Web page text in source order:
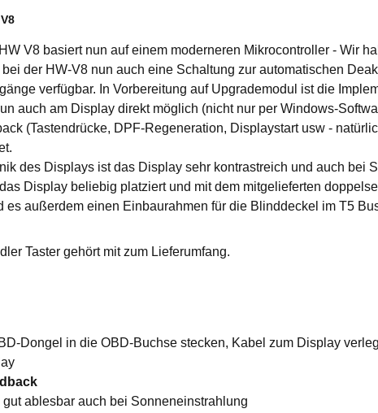
V8 basiert nun auf einem moderneren Mikrocontroller - Wir
der HW-V8 nun auch eine Schaltung zur automatischen
verfügbar. In Vorbereitung auf Upgrademodul ist die
auch am Display direkt möglich (nicht nur per Windows-
(Tastendrücke, DPF-Regeneration, Displaystart usw -
des Displays ist das Display sehr kontrastreich und auch
Display beliebig platziert und mit dem mitgelieferten
es außerdem einen Einbaurahmen für die Blinddeckel im T5
Taster gehört mit zum Lieferumfang.
Dongel in die OBD-Buchse stecken, Kabel zum Display
gut ablesbar auch bei Sonneneinstrahlung